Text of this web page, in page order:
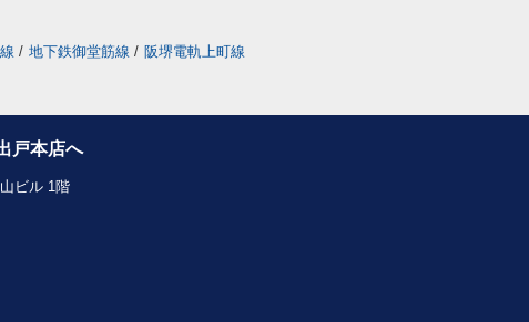
/ 地下鉄御堂筋線 / 阪堺電軌上町線
戸本店へ
ビル 1階